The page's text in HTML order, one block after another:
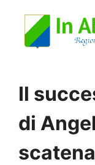
Il
di